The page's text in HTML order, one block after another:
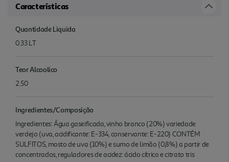
Características
Quantidade Liquida
0.33 LT
Teor Alcoolico
2.50
Ingredientes/Composição
Ingredientes: Água gaseificada, vinho branco (20%) variedade
verdejo (uva, acidificante: E-334, conservante: E-220) CONTÉM
SULFITOS, mosto de uva (10%) e sumo de limão (0,8%) a partir de
concentrados, reguladores de acidez: ácido cítrico e citrato tris